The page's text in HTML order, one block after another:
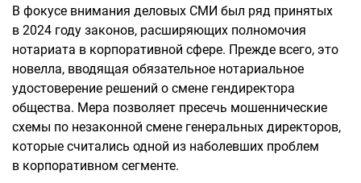
В фокусе внимания деловых СМИ был ряд принятых
в 2024 году законов, расширяющих полномочия
нотариата в корпоративной сфере. Прежде всего, это
новелла, вводящая обязательное нотариальное
удостоверение решений о смене гендиректора
общества. Мера позволяет пресечь мошеннические
схемы по незаконной смене генеральных директоров,
которые считались одной из наболевших проблем
в корпоративном сегменте.